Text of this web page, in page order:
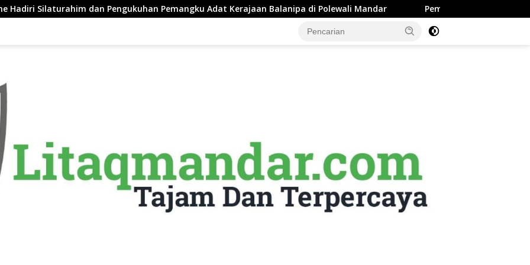
dan Pengukuhan Pemangku Adat Kerajaan Balanipa di Polewali Mandar Pemkab Majene Terapkan Sistem